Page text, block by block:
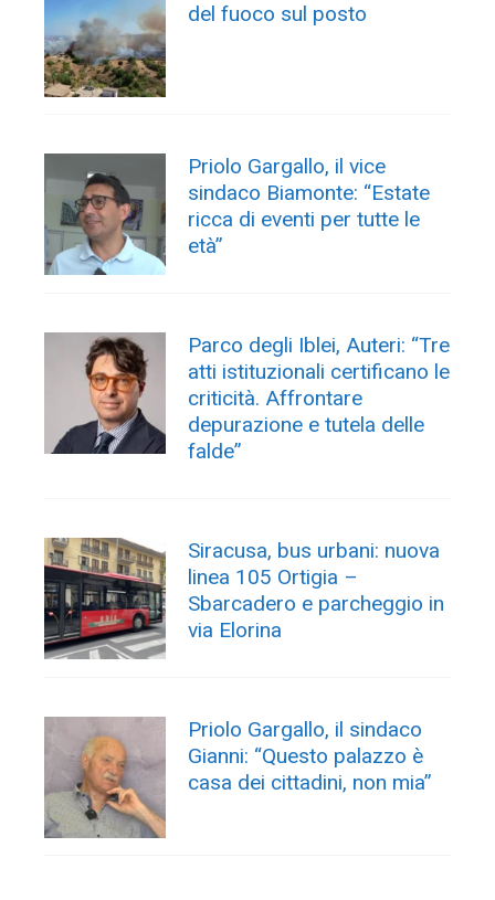
del fuoco sul posto
Priolo Gargallo, il vice
sindaco Biamonte: “Estate
ricca di eventi per tutte le
età”
Parco degli Iblei, Auteri: “Tre
atti istituzionali certificano le
criticità. Affrontare
depurazione e tutela delle
falde”
Siracusa, bus urbani: nuova
linea 105 Ortigia –
Sbarcadero e parcheggio in
via Elorina
Priolo Gargallo, il sindaco
Gianni: “Questo palazzo è
casa dei cittadini, non mia”